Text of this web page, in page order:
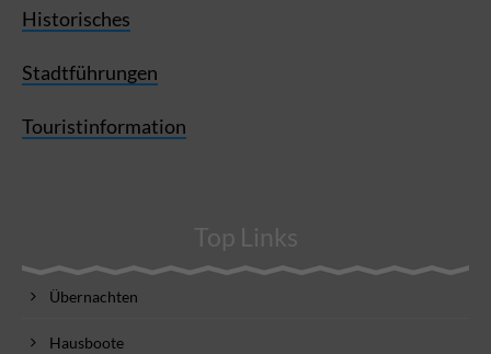
Historisches
Stadtführungen
Touristinformation
Top Links
Übernachten
Hausboote